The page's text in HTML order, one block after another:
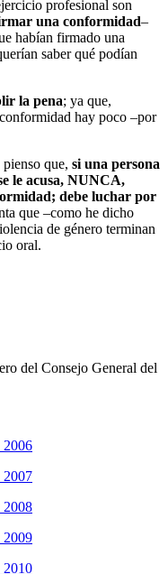
profesional son
una conformidad–
habían firmado una
saber qué podían
la pena; ya que,
hay poco –por
que, si una persona
le acusa, NUNCA,
debe luchar por
que –como he dicho
de género terminan
oral.
del Consejo General del
2006
2007
2008
2009
2010